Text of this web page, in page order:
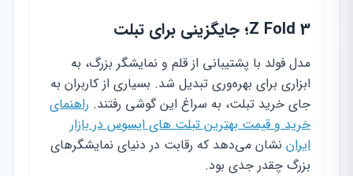
Z Fold 3؛ جایگزینی برای تبلت
مدل فولد با پشتیبانی از قلم و نمایشگر بزرگ، به
ابزاری برای بهره‌وری تبدیل شد. بسیاری از کاربران به
جای خرید تبلت، به سراغ این گوشی رفتند. راهنمای
خرید و قیمت بهترین تبلت های ایسوس در بازار
ایران نشان می‌دهد که رقابت در دنیای نمایشگرهای
بزرگ چقدر جدی بود.